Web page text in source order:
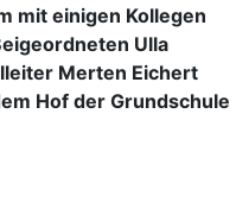
mit einigen Kollegen
Ulla
Merten Eichert
Hof der Grundschule